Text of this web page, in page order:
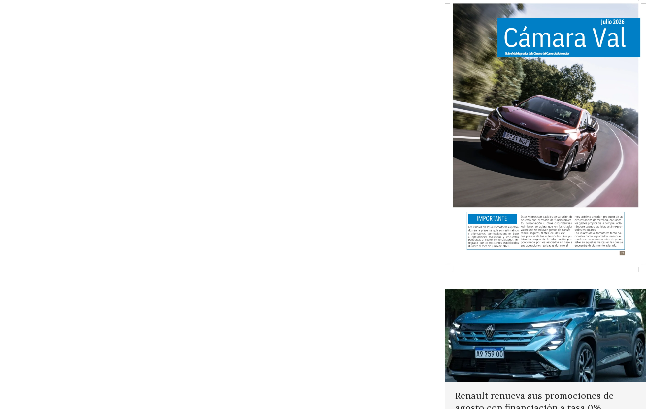
Renault renueva sus promociones de